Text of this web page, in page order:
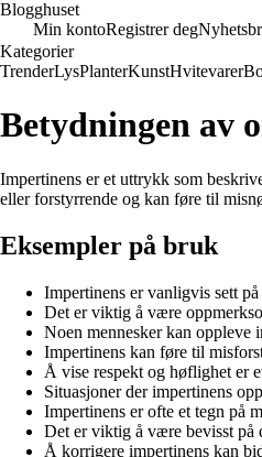
Blogghuset
Min kontoRegistrer deg
Kategorier
TrenderLysPlanterKunstHvitevarer
Betydningen av
Impertinens er et uttrykk som
eller forstyrrende og kan føre til
Eksempler på bruk
Impertinens er vanligvis sett
Det er viktig å være
Noen mennesker kan oppleve
Impertinens kan føre til
Å vise respekt og høflighet er
Situasjoner der impertinens
Impertinens er ofte et tegn på
Det er viktig å være bevisst på
Å korrigere impertinens kan